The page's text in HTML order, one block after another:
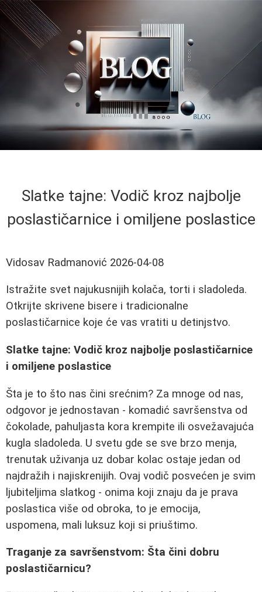
Slatke tajne: Vodič kroz najbolje
poslastičarnice i omiljene poslastice
Vidosav Radmanović 2026-04-08
Istražite svet najukusnijih kolača, torti i sladoleda.
Otkrijte skrivene bisere i tradicionalne
poslastičarnice koje će vas vratiti u detinjstvo.
Slatke tajne: Vodič kroz najbolje poslastičarnice
i omiljene poslastice
Šta je to što nas čini srećnim? Za mnoge od nas,
odgovor je jednostavan - komadić savršenstva od
čokolade, pahuljasta kora krempite ili osvežavajuća
kugla sladoleda. U svetu gde se sve brzo menja,
trenutak uživanja uz dobar kolac ostaje jedan od
najdražih i najiskrenijih. Ovaj vodič posvećen je svim
ljubiteljima slatkog - onima koji znaju da je prava
poslastica više od obroka, to je emocija,
uspomena, mali luksuz koji si priuštimo.
Traganje za savršenstvom: Šta čini dobru
poslastičarnicu?